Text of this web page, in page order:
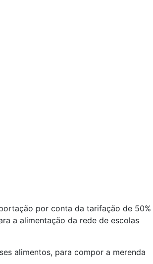
por conta da tarifação de 50%
a alimentação da rede de escolas
alimentos, para compor a merenda